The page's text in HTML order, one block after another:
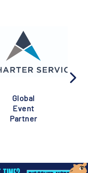
Global
Event
Partner